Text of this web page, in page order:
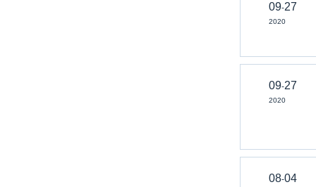
09-27
2020
09-27
2020
08-04